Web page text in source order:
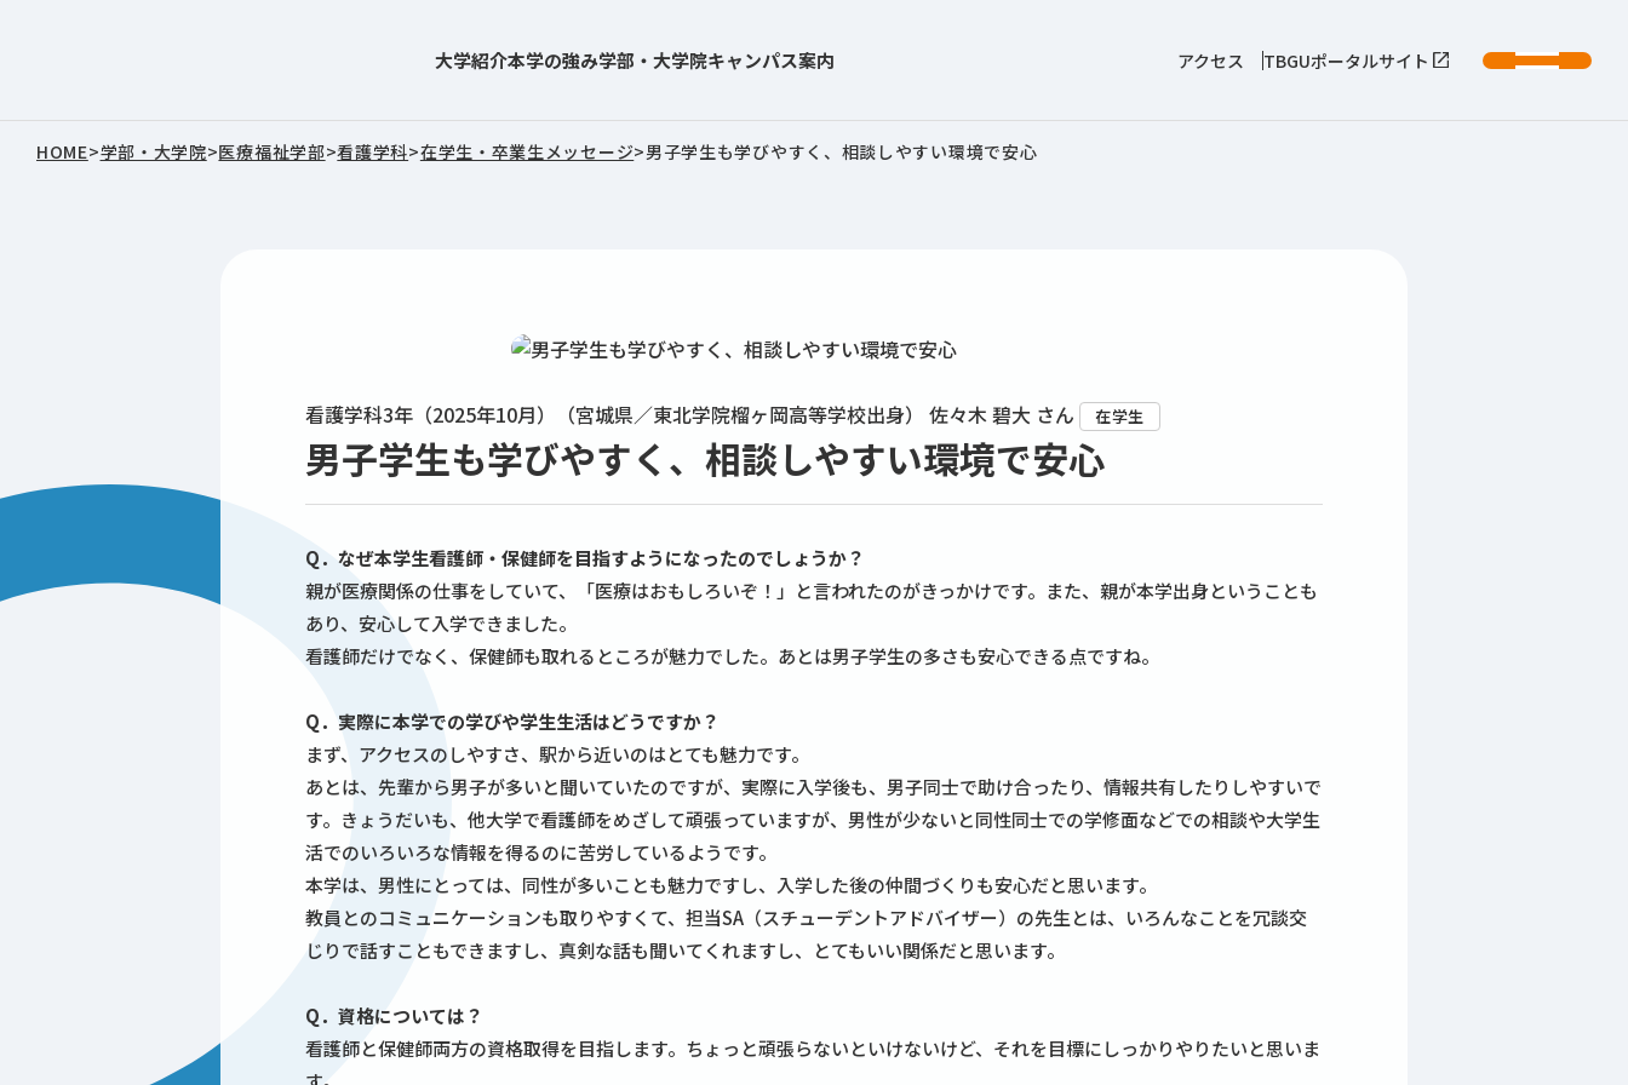
大学紹介本学の強み学部・大学院キャンパス案内 アクセス TBGUポータルサイト
HOME>学部・大学院>医療福祉学部>看護学科>在学生・卒業生メッセージ>男子学生も学びやすく、相談しやすい環境で安心
看護学科3年（2025年10月）（宮城県／東北学院榴ヶ岡高等学校出身） 佐々木 碧大 さん 在学生
男子学生も学びやすく、相談しやすい環境で安心
Q．なぜ本学生看護師・保健師を目指すようになったのでしょうか？
親が医療関係の仕事をしていて、「医療はおもしろいぞ！」と言われたのがきっかけです。また、親が本学出身ということも
あり、安心して入学できました。
看護師だけでなく、保健師も取れるところが魅力でした。あとは男子学生の多さも安心できる点ですね。
Q．実際に本学での学びや学生生活はどうですか？
まず、アクセスのしやすさ、駅から近いのはとても魅力です。
あとは、先輩から男子が多いと聞いていたのですが、実際に入学後も、男子同士で助け合ったり、情報共有したりしやすいで
す。きょうだいも、他大学で看護師をめざして頑張っていますが、男性が少ないと同性同士での学修面などでの相談や大学生
活でのいろいろな情報を得るのに苦労しているようです。
本学は、男性にとっては、同性が多いことも魅力ですし、入学した後の仲間づくりも安心だと思います。
教員とのコミュニケーションも取りやすくて、担当SA（スチューデントアドバイザー）の先生とは、いろんなことを冗談交
じりで話すこともできますし、真剣な話も聞いてくれますし、とてもいい関係だと思います。
Q．資格については？
看護師と保健師両方の資格取得を目指します。ちょっと頑張らないといけないけど、それを目標にしっかりやりたいと思いま